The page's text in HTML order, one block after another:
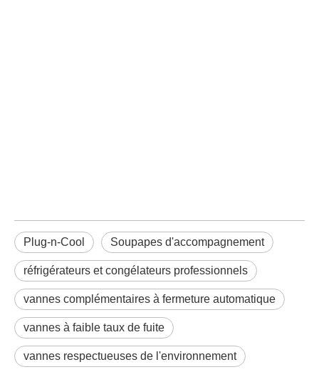
Plug-n-Cool Soupapes d'accompagnement
réfrigérateurs et congélateurs professionnels
vannes complémentaires à fermeture automatique
vannes à faible taux de fuite
vannes respectueuses de l'environnement